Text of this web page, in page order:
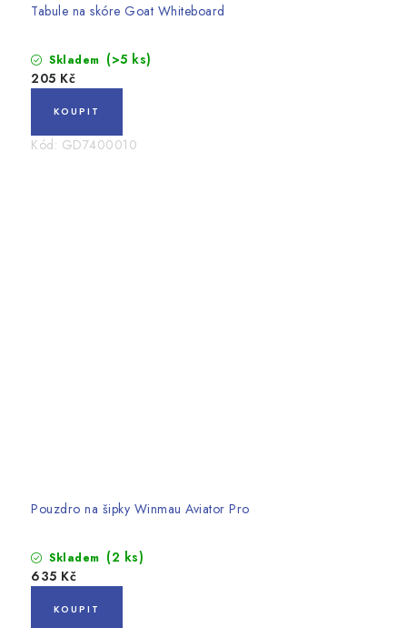
Tabule na skóre Goat Whiteboard
Skladem (>5 ks)
205 Kč
Kód: GD7400010
Pouzdro na šipky Winmau Aviator Pro
Skladem (2 ks)
635 Kč